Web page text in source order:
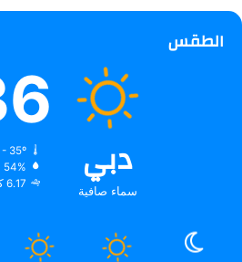
الطقس
دبي
سماء صافية
36º - 35º
54%
6.17 كيلومتر/ساعة